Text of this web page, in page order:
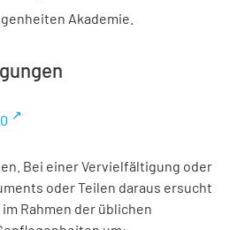
Akademie.
Bei einer Vervielfältigung oder
oder Teilen daraus ersucht
im Rahmen der üblichen